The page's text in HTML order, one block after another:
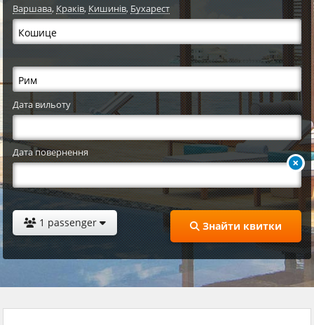
Варшава,Краків, Кишинів, Бухарест
Дата вильоту
Дата повернення
1 passenger Знайти квитки